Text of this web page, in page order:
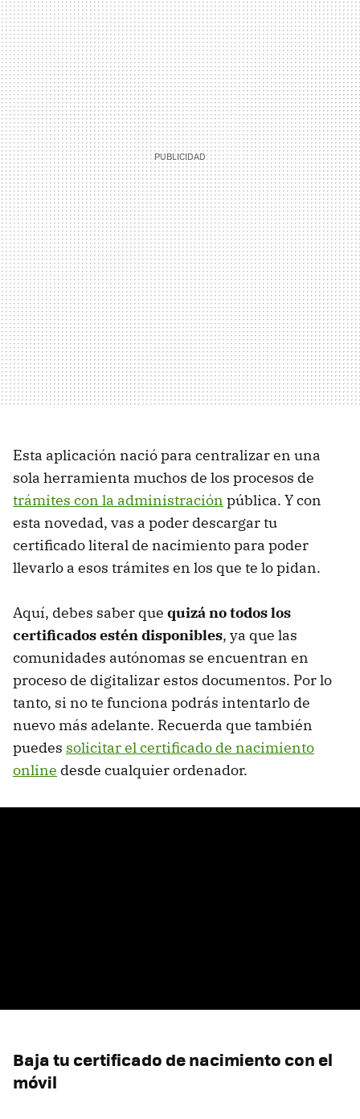
Esta aplicación nació para centralizar en una
sola herramienta muchos de los procesos de
trámites con la administración pública. Y con
esta novedad, vas a poder descargar tu
certificado literal de nacimiento para poder
llevarlo a esos trámites en los que te lo pidan.
Aquí, debes saber que quizá no todos los
certificados estén disponibles, ya que las
comunidades autónomas se encuentran en
proceso de digitalizar estos documentos. Por lo
tanto, si no te funciona podrás intentarlo de
nuevo más adelante. Recuerda que también
puedes solicitar el certificado de nacimiento
online desde cualquier ordenador.
Baja tu certificado de nacimiento con el
móvil